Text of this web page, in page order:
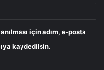
için adım, e-posta
kaydedilsin.